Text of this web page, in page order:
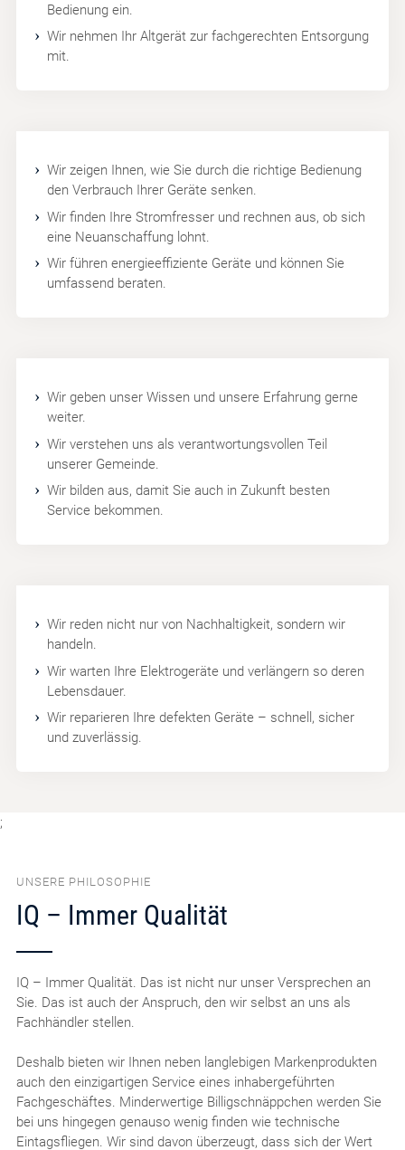
Bedienung ein.
Wir nehmen Ihr Altgerät zur fachgerechten Entsorgung
mit.
Wir zeigen Ihnen, wie Sie durch die richtige Bedienung
den Verbrauch Ihrer Geräte senken.
Wir finden Ihre Stromfresser und rechnen aus, ob sich
eine Neuanschaffung lohnt.
Wir führen energieeffiziente Geräte und können Sie
umfassend beraten.
Wir geben unser Wissen und unsere Erfahrung gerne
weiter.
Wir verstehen uns als verantwortungsvollen Teil
unserer Gemeinde.
Wir bilden aus, damit Sie auch in Zukunft besten
Service bekommen.
Wir reden nicht nur von Nachhaltigkeit, sondern wir
handeln.
Wir warten Ihre Elektrogeräte und verlängern so deren
Lebensdauer.
Wir reparieren Ihre defekten Geräte – schnell, sicher
und zuverlässig.
;
UNSERE PHILOSOPHIE
IQ – Immer Qualität
IQ – Immer Qualität. Das ist nicht nur unser Versprechen an
Sie. Das ist auch der Anspruch, den wir selbst an uns als
Fachhändler stellen.
Deshalb bieten wir Ihnen neben langlebigen Markenprodukten
auch den einzigartigen Service eines inhabergeführten
Fachgeschäftes. Minderwertige Billigschnäppchen werden Sie
bei uns hingegen genauso wenig finden wie technische
Eintagsfliegen. Wir sind davon überzeugt, dass sich der Wert